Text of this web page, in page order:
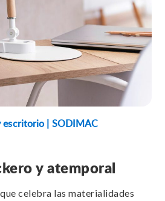
escritorio | SODIMAC
y atemporal
celebra las materialidades